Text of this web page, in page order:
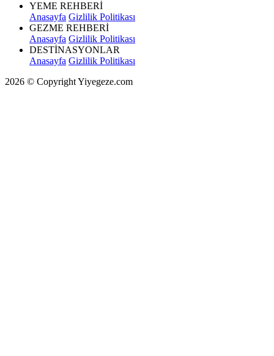
YEME REHBERİ
Anasayfa Gizlilik Politikası
GEZME REHBERİ
Anasayfa Gizlilik Politikası
DESTİNASYONLAR
Anasayfa Gizlilik Politikası
2026 © Copyright Yiyegeze.com